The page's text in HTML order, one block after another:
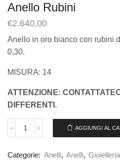
Anello Rubini
€2.640,00
Anello in oro bianco con rubini
0,30.
MISURA: 14
ATTENZIONE:
DIFFERENTI.
AGGIUNGI AL
Categorie: Anelli, Anelli, Gioielleria